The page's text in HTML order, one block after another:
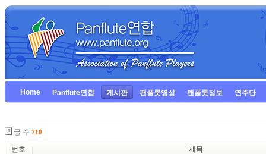
Home Panflute연합 게시판 팬플룻영상 팬플룻정보 연주단
글 수 710
번호 제목